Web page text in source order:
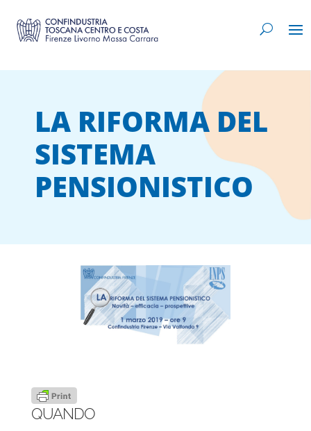
LA RIFORMA DEL
SISTEMA
PENSIONISTICO
QUANDO